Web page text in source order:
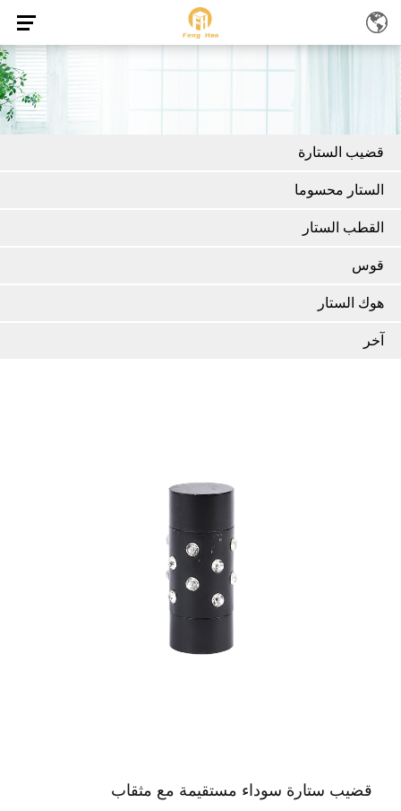
قضيب الستارة
الستار محسوما
القطب الستار
قوس
هوك الستار
آخر
قضيب ستارة سوداء مستقيمة مع مثقاب